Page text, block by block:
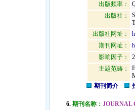
出版频率：
出版社：
出版社网址：
期刊网址：
影响因子：
主题范畴：
期刊简介
6. 期刊名称： JOURNAL